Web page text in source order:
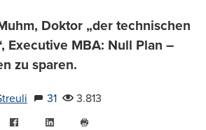
Doktor „der technischen
Executive MBA: Null Plan –
zu sparen.
31
3.813
FacebookLinkedIn